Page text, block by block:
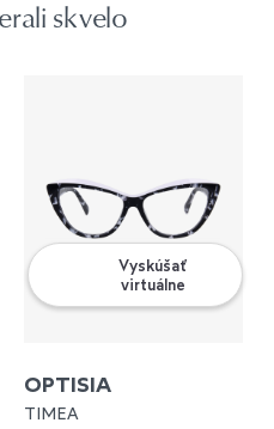
skvelo
Vyskúšať
virtuálne
OPTISIA
TIMEA